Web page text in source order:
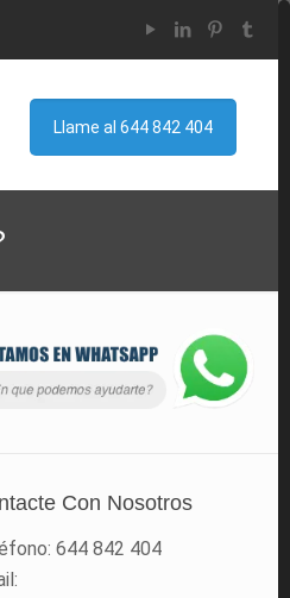
Llame al 644 842 404
Con Nosotros
644 842 404